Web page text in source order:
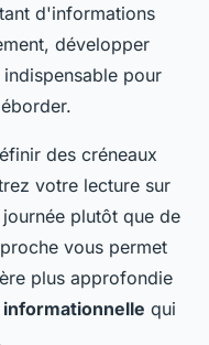
d'informations
développer
pour
des créneaux
votre lecture sur
plutôt que de
vous permet
plus approfondie
qui